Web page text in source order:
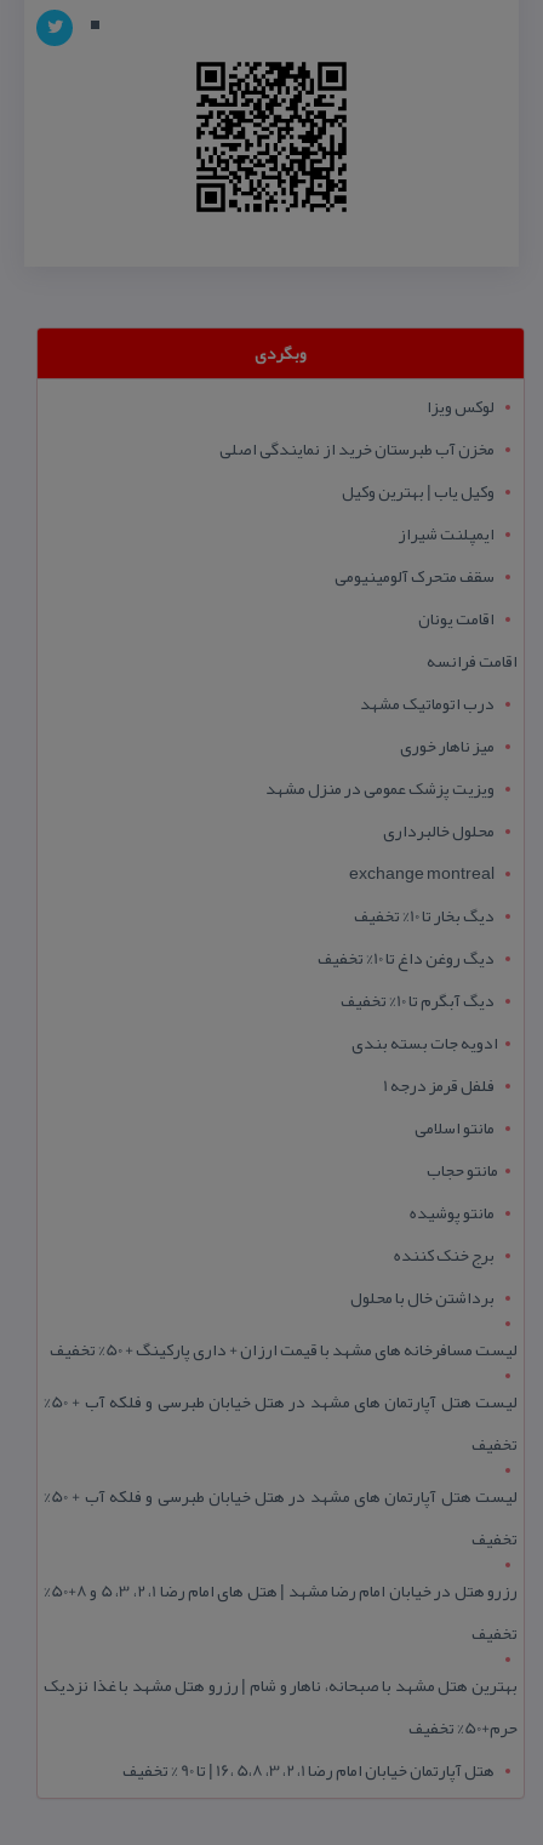
وبگردی
لوکس ویزا
مخزن آب طبرستان خرید از نمایندگی اصلی
وکیل یاب | بهترین وکیل
ایمپلنت شیراز
سقف متحرک آلومینیومی
اقامت یونان
اقامت فرانسه
درب اتوماتیک مشهد
میز ناهار خوری
ویزیت پزشک عمومی در منزل مشهد
محلول خالبرداری
exchange montreal
دیگ بخار تا 10% تخفیف
دیگ روغن داغ تا 10% تخفیف
دیگ آبگرم تا 10% تخفیف
ادویه جات بسته بندی
فلفل قرمز درجه 1
مانتو اسلامی
مانتو حجاب
مانتو پوشیده
برج خنک کننده
برداشتن خال با محلول
لیست مسافرخانه های مشهد با قیمت ارزان + داری پارکینگ + 50% تخفیف
لیست هتل آپارتمان های مشهد در هتل خیابان طبرسی و فلکه آب + 50%
تخفیف
لیست هتل آپارتمان های مشهد در هتل خیابان طبرسی و فلکه آب + 50%
تخفیف
رزرو هتل در خیابان امام رضا مشهد | هتل‌ های امام رضا 1، 2، 3، 5 و 8+50%
تخفیف
بهترین هتل مشهد با صبحانه، ناهار و شام | رزرو هتل مشهد با غذا نزدیک
حرم+50% تخفیف
هتل آپارتمان خیابان امام رضا 1، 2، 3، 5،8 ،16 | تا 90 % تخفیف